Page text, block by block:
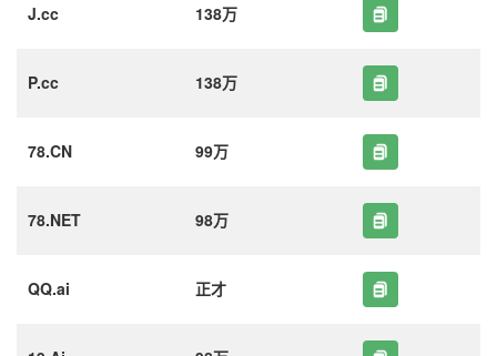
J.cc 138万
P.cc 138万
78.CN 99万
78.NET 98万
QQ.ai 正才